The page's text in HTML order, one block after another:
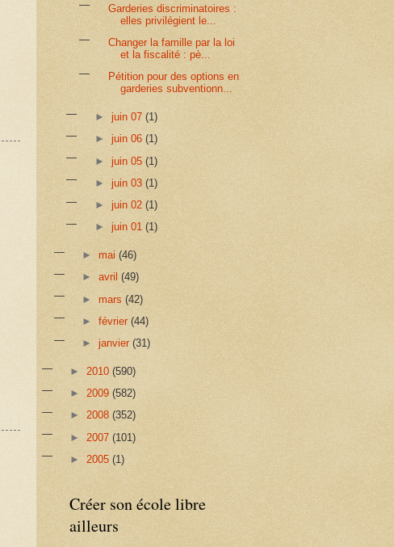
Garderies discriminatoires :
elles privilégient le...
Changer la famille par la loi
et la fiscalité : pè...
Pétition pour des options en
garderies subventionn...
► juin 07 (1)
► juin 06 (1)
► juin 05 (1)
► juin 03 (1)
► juin 02 (1)
► juin 01 (1)
► mai(46)
►avril(49)
►mars(42)
►février(44)
►janvier(31)
► 2010 (590)
► 2009 (582)
► 2008 (352)
► 2007 (101)
► 2005 (1)
Créer son école libre
ailleurs